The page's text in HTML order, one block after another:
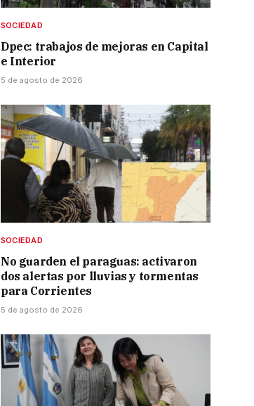
SOCIEDAD
Dpec: trabajos de mejoras en Capital
e Interior
5 de agosto de 2026
SOCIEDAD
No guarden el paraguas: activaron
dos alertas por lluvias y tormentas
para Corrientes
5 de agosto de 2026